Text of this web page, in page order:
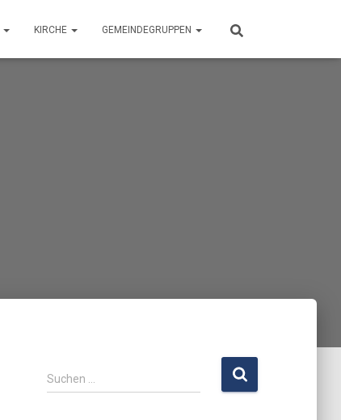
KIRCHE GEMEINDEGRUPPEN
S
u
Suchen …